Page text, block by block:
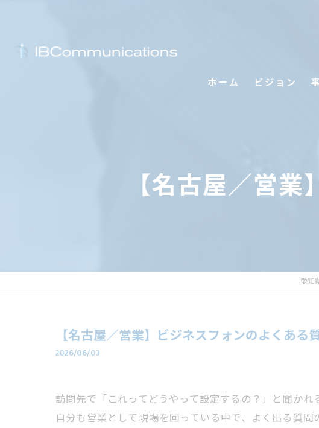
ホーム ビジョン
【名古屋／営
愛知
【名古屋／営業】ビジネスフォンのよくある
2026/06/03
訪問先で「これってどうやって設定するの？」と聞かれ
自分も営業として現場を回っている中で、よく出る質問